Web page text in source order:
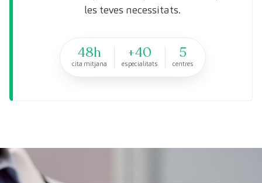
les teves necessitats.
48h
cita mitjana
+40
especialitats
5
centres